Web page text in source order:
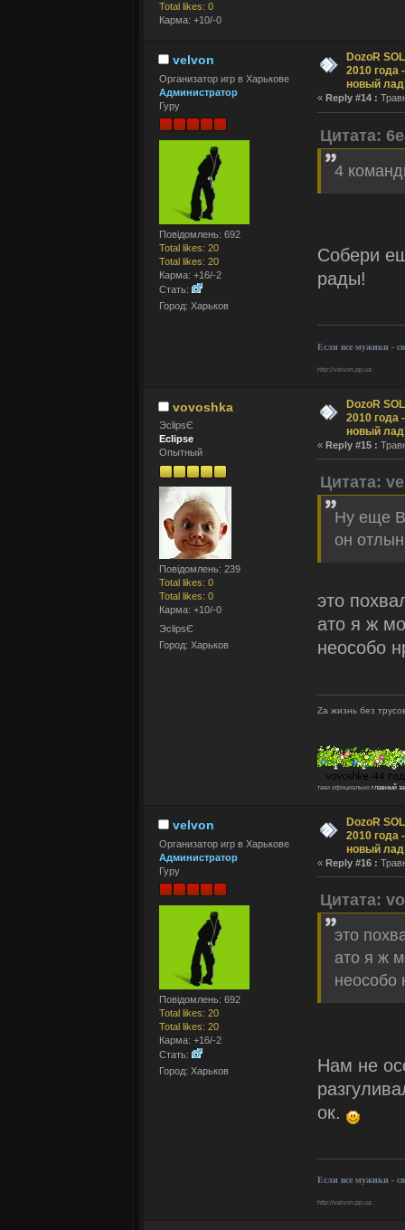
Total likes: 0
Карма: +10/-0
velvon
Организатор игр в Харькове
Администратор
Гуру
Повідомлень: 692
Total likes: 20
Total likes: 20
Карма: +16/-2
Стать:
Город: Харьков
DozoR
2010 года
новый
« Reply #14 :
Цитата:
4
Собери
рады!
Если все мужики -
http://velvon.pp.ua
vovoshka
ЭclipsЄ
Eclipse
Опытный
Повідомлень: 239
Total likes: 0
Total likes: 0
Карма: +10/-0
ЭclipsЄ
Город: Харьков
DozoR
2010 года
новый
« Reply #15 :
Цитата:
Ну еще
он
это
ато я ж
неособо
Zа жизнь без
таки официально главный
velvon
Организатор игр в Харькове
Администратор
Гуру
Повідомлень: 692
Total likes: 20
Total likes: 20
Карма: +16/-2
Стать:
Город: Харьков
DozoR
2010 года
новый
« Reply #16 :
Цитата:
это
ато я ж
неособо
Нам не
ок.
Если все мужики -
http://velvon.pp.ua